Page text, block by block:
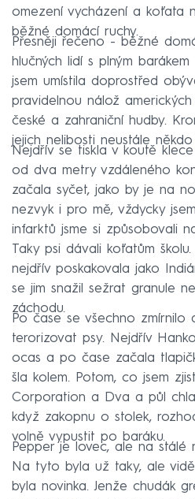
omezení vycházení a koťata
běžné domácí ruchy.
Přesněji řečeno - běžné
hlučných lidí s plným
jsem umístila doprostřed
pravidelnou nálož
české a zahraniční hudby.
jejich nelibosti neustále
Nejdřív se tiskla v koutě
od dva metry vzdáleného
začala syčet, jako by je na
nezvyk i pro mě, vždycky
infarktů jsme si způsobovali
Taky psi dávali koťatům
nejdřív poskakovala jako
se jim snažil sežrat granule
záchodu.
Po čase se všechno zmírnilo
terorizovat psy. Nejdřív
ocas a po čase začala
šla kolem. Potom, co jsem
Corporation a Dva a půl
když zakopnu o stolek,
volně vypustit po baráku.
Pepper je lovec, ale na stálé
Na tyto byla už taky, ale
byla novinka. Jenže chudák